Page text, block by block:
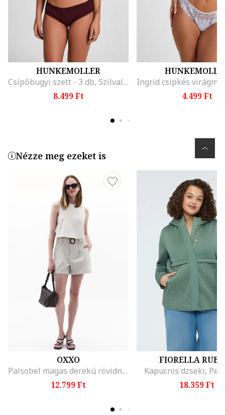
HUNKEMOLLER
Csípőbugyi szett - 3 db, Szilvalila
8.499 Ft
4.499 Ft
Nézze meg ezeket is
OXXO
Palsobel magas derekú rövidnadrág, Világosszürke
12.799 Ft
FIORELLA
Kapucnis dzseki,
18.359 Ft